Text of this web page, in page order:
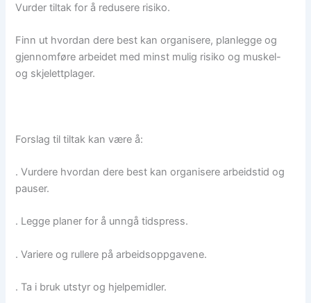
Vurder tiltak for å redusere risiko.
Finn ut hvordan dere best kan organisere, planlegge og
gjennomføre arbeidet med minst mulig risiko og muskel-
og skjelettplager.
Forslag til tiltak kan være å:
. Vurdere hvordan dere best kan organisere arbeidstid og
pauser.
. Legge planer for å unngå tidspress.
. Variere og rullere på arbeidsoppgavene.
. Ta i bruk utstyr og hjelpemidler.